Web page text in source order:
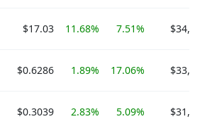
$17.03 11.68% 7.51%
$0.6286 1.89% 17.06%
$0.3039 2.83% 5.09%